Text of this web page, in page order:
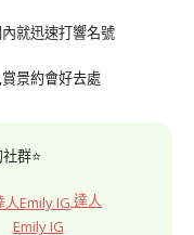
就迅速打響名號
群⭐
達人
Emily IG